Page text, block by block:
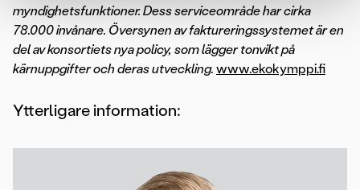
myndighetsfunktioner. Dess serviceområde har cirka
78.000 invånare. Översynen av faktureringssystemet är en
del av konsortiets nya policy, som lägger tonvikt på
kärnuppgifter och deras utveckling. www.ekokymppi.fi
Ytterligare information: